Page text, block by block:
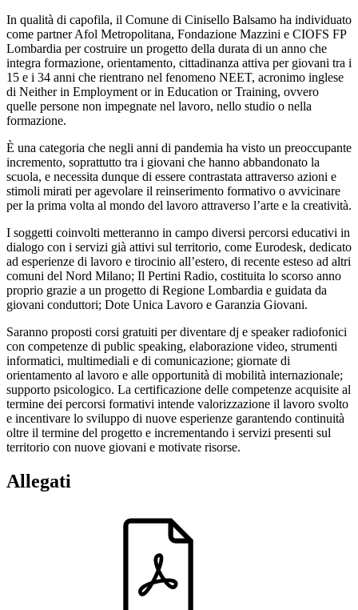
In qualità di capofila, il Comune di Cinisello Balsamo ha individuato
come partner Afol Metropolitana, Fondazione Mazzini e CIOFS FP
Lombardia per costruire un progetto della durata di un anno che
integra formazione, orientamento, cittadinanza attiva per giovani tra i
15 e i 34 anni che rientrano nel fenomeno NEET, acronimo inglese
di Neither in Employment or in Education or Training, ovvero
quelle persone non impegnate nel lavoro, nello studio o nella
formazione.
È una categoria che negli anni di pandemia ha visto un preoccupante
incremento, soprattutto tra i giovani che hanno abbandonato la
scuola, e necessita dunque di essere contrastata attraverso azioni e
stimoli mirati per agevolare il reinserimento formativo o avvicinare
per la prima volta al mondo del lavoro attraverso l’arte e la creatività.
I soggetti coinvolti metteranno in campo diversi percorsi educativi in
dialogo con i servizi già attivi sul territorio, come Eurodesk, dedicato
ad esperienze di lavoro e tirocinio all’estero, di recente esteso ad altri
comuni del Nord Milano; Il Pertini Radio, costituita lo scorso anno
proprio grazie a un progetto di Regione Lombardia e guidata da
giovani conduttori; Dote Unica Lavoro e Garanzia Giovani.
Saranno proposti corsi gratuiti per diventare dj e speaker radiofonici
con competenze di public speaking, elaborazione video, strumenti
informatici, multimediali e di comunicazione; giornate di
orientamento al lavoro e alle opportunità di mobilità internazionale;
supporto psicologico. La certificazione delle competenze acquisite al
termine dei percorsi formativi intende valorizzazione il lavoro svolto
e incentivare lo sviluppo di nuove esperienze garantendo continuità
oltre il termine del progetto e incrementando i servizi presenti sul
territorio con nuove giovani e motivate risorse.
Allegati